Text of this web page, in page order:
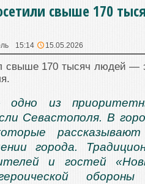
свыше 170
15:14 15.05.2026
свыше 170 тысяч людей —
одно из
Севастополя. В
города.
и гостей